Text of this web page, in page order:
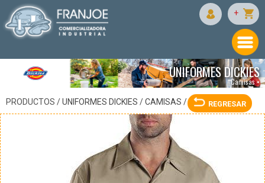
+
UNIFORMES DICKIES
Camisas •
PRODUCTOS /UNIFORMES DICKIES /CAMISAS / REGRESAR